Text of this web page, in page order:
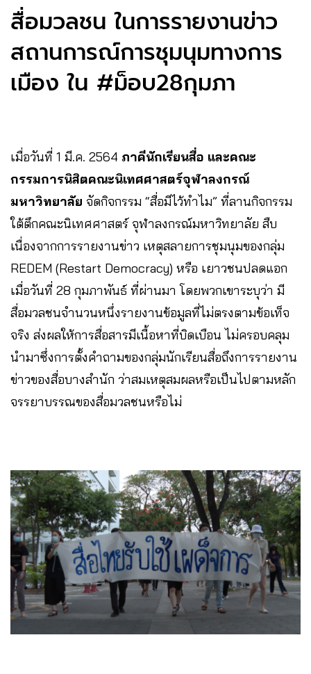
สื่อมวลชน ในการรายงานข่าว
สถานการณ์การชุมนุมทางการ
เมือง ใน #ม็อบ28กุมภา
เมื่อวันที่ 1 มี.ค. 2564 ภาคีนักเรียนสื่อ และคณะ
กรรมการนิสิตคณะนิเทศศาสตร์จุฬาลงกรณ์
มหาวิทยาลัย จัดกิจกรรม “สื่อมีไว้ทำไม” ที่ลานกิจกรรม
ใต้ตึกคณะนิเทศศาสตร์ จุฬาลงกรณ์มหาวิทยาลัย สืบ
เนื่องจากการรายงานข่าว เหตุสลายการชุมนุมของกลุ่ม
REDEM (Restart Democracy) หรือ เยาวชนปลดแอก
เมื่อวันที่ 28 กุมภาพันธ์ ที่ผ่านมา โดยพวกเขาระบุว่า มี
สื่อมวลชนจำนวนหนึ่งรายงานข้อมูลที่ไม่ตรงตามข้อเท็จ
จริง ส่งผลให้การสื่อสารมีเนื้อหาที่บิดเบือน ไม่ครอบคลุม
นำมาซึ่งการตั้งคำถามของกลุ่มนักเรียนสื่อถึงการรายงาน
ข่าวของสื่อบางสำนัก ว่าสมเหตุสมผลหรือเป็นไปตามหลัก
จรรยาบรรณของสื่อมวลชนหรือไม่